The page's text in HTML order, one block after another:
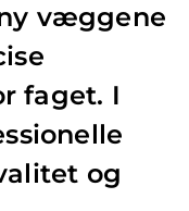
væggene
faget. I
og